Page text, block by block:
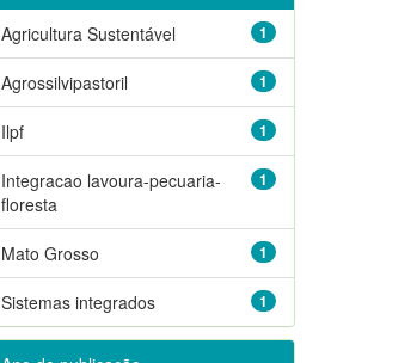
1
Agricultura Sustentável
1
Agrossilvipastoril
1
Ilpf
1
Integracao lavoura-pecuaria-
floresta
1
Mato Grosso
1
Sistemas integrados